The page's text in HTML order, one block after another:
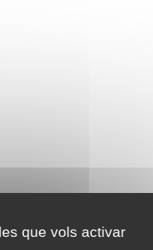
que vols activar